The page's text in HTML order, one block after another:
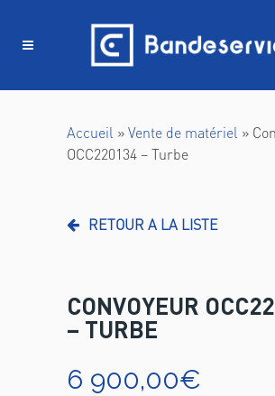
Accueil » Vente de matériel »
OCC220134 – Turbe
RETOUR A LA LISTE
CONVOYEUR
– TURBE
6 900,00€